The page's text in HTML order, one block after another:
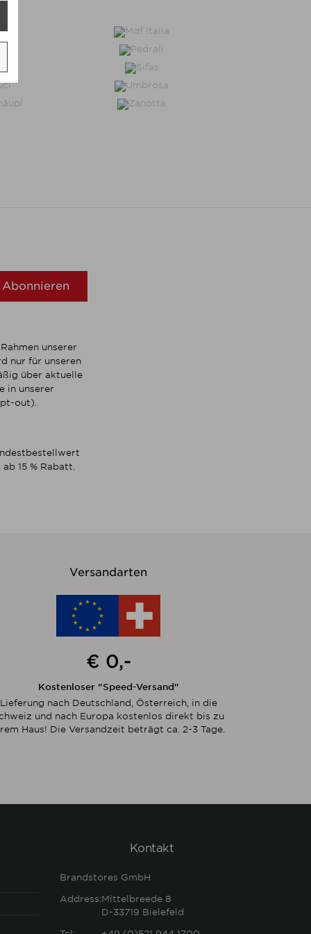
Abonnieren
unserer
nur für unseren
über aktuelle
in unserer
out).
15 % Rabatt.
Versandarten
€ 0,-
Kostenloser "Speed-Versand"
Lieferung nach Deutschland, Österreich, in die
und nach Europa kostenlos direkt bis zu
Haus! Die Versandzeit beträgt ca. 2-3 Tage.
Kontakt
Brandstores GmbH
Address:Mittelbreede 8
D-33719 Bielefeld